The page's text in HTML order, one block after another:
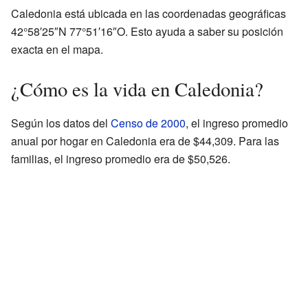
Caledonia está ubicada en las coordenadas geográficas
42°58′25″N 77°51′16″O. Esto ayuda a saber su posición
exacta en el mapa.
¿Cómo es la vida en Caledonia?
Según los datos del Censo de 2000, el ingreso promedio
anual por hogar en Caledonia era de $44,309. Para las
familias, el ingreso promedio era de $50,526.